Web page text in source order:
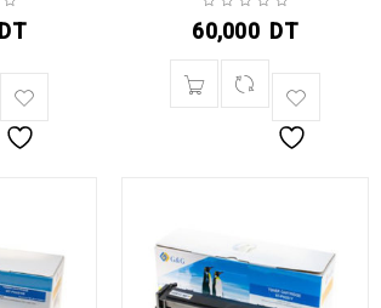
DT 60,000 DT